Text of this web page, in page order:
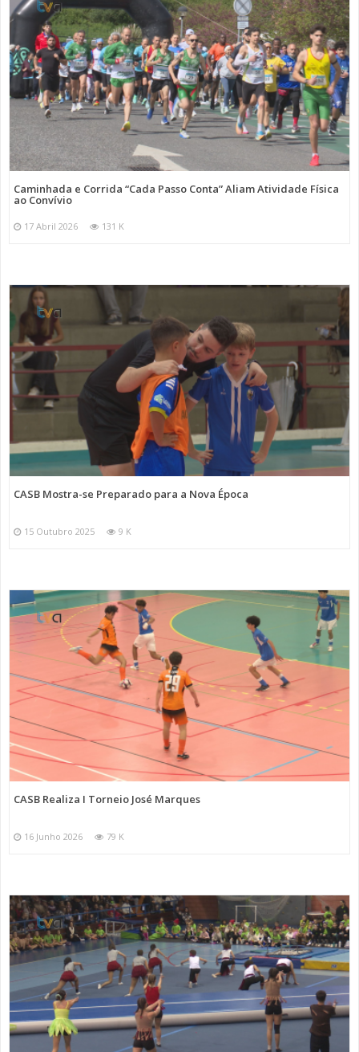
Caminhada e Corrida “Cada Passo Conta” Aliam Atividade Física
ao Convívio
17 Abril 2026 131 K
CASB Mostra-se Preparado para a Nova Época
15 Outubro 2025 9 K
CASB Realiza I Torneio José Marques
16 Junho 2026 79 K